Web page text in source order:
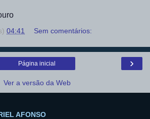
04:41 Sem comentários:
›
Página inicial
Ver a versão da Web
AFONSO